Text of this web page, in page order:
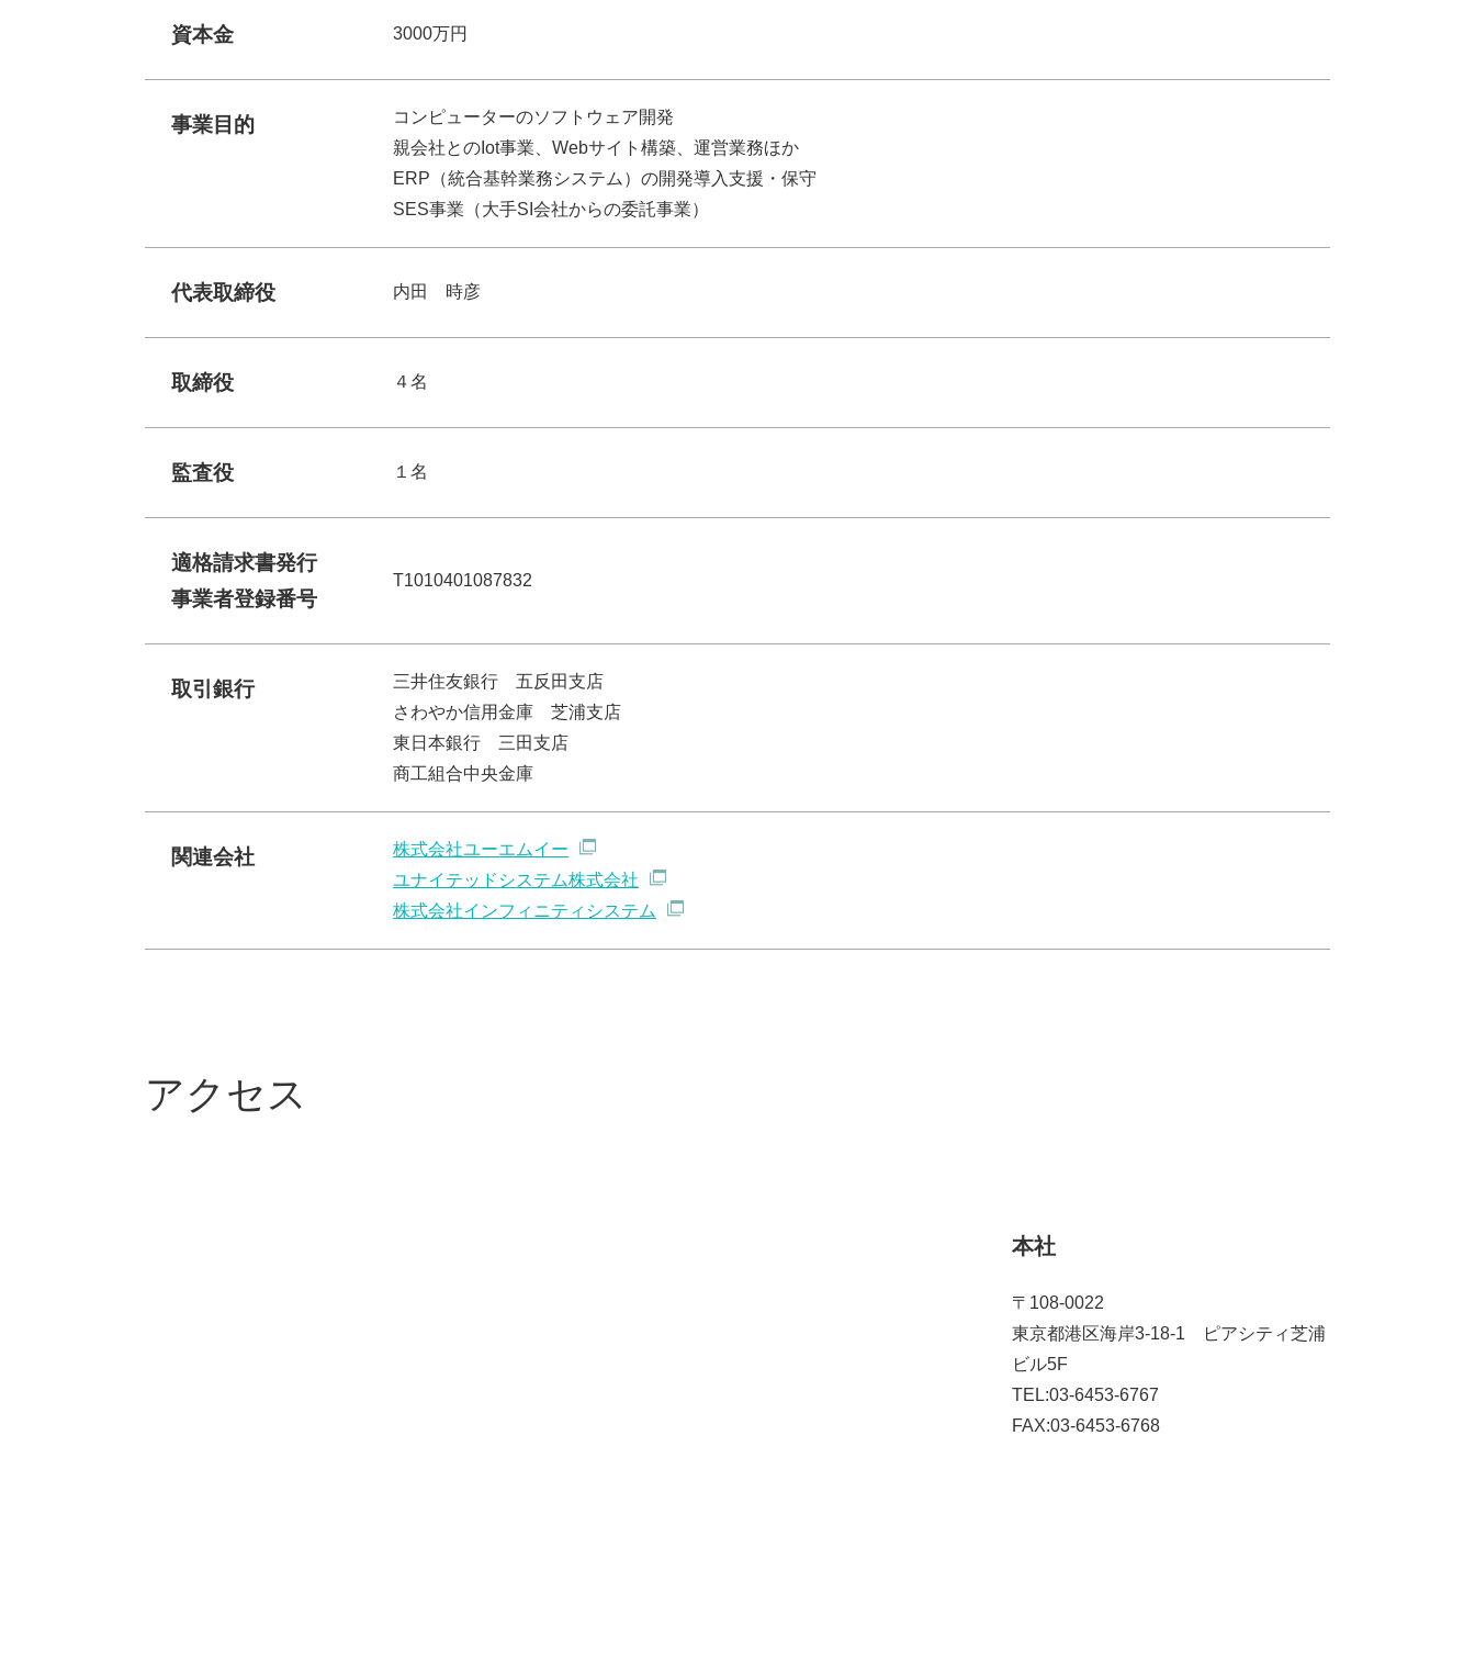
資本金 3000万円
事業目的
コンピューターのソフトウェア開発
親会社とのIot事業、Webサイト構築、運営業務ほか
ERP（統合基幹業務システム）の開発導入支援・保守
SES事業（大手SI会社からの委託事業）
代表取締役 内田 時彦
取締役 ４名
監査役 １名
適格請求書発行
事業者登録番号
T1010401087832
取引銀行
三井住友銀行 五反田支店
さわやか信用金庫 芝浦支店
東日本銀行 三田支店
商工組合中央金庫
関連会社
株式会社ユーエムイー
ユナイテッドシステム株式会社
株式会社インフィニティシステム
アクセス
本社
〒108-0022
東京都港区海岸3-18-1 ピアシティ芝浦
ビル5F
TEL:03-6453-6767
FAX:03-6453-6768